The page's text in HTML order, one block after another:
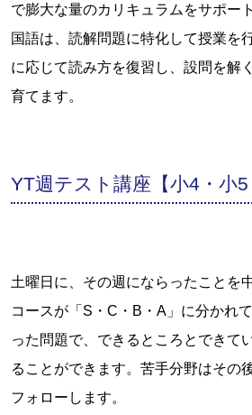
で膨大な量のカリキュラムをサポー
国語は、読解問題に特化して授業を
に応じて読み方を復習し、設問を解
育てます。
YT週テスト講座【小4・小5
土曜日に、その週にならったことを
コースが「S・C・B・A」に分かれ
った問題で、できるところとできて
ることができます。苦手分野はその
フォローします。